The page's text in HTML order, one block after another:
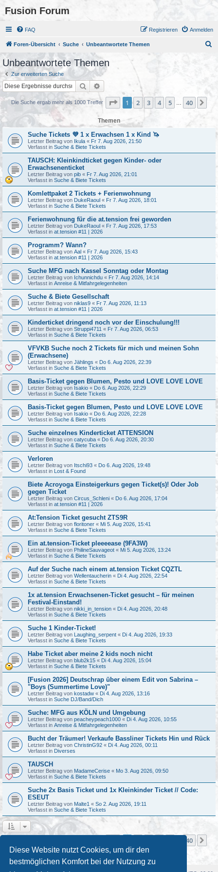
Diese Website nutzt Cookies, um dir den
bestmöglichen Komfort bei der Nutzung zu
Fusion Forum
FAQ Anmelden
Registrieren
Foren-Übersicht Suche Unbeantwortete Themen
Unbeantwortete Themen
Zur erweiterten Suche
Suche Erweiterte Suche
Die Suche ergab mehr als 1000 Treffer Seite 1von 40
1 2 3 4 5 40
Themen
Suche Tickets 💜 1 x Erwachsen 1 x Kind 🦄
Letzter Beitrag von Ikula « Fr 7. Aug 2026, 21:50
Verfasst in Suche & Biete Tickets
TAUSCH: Kleinkindticket gegen Kinder- oder
Erwachsenenticket
Letzter Beitrag von pib « Fr 7. Aug 2026, 21:01
Verfasst in Suche & Biete Tickets
Komlettpaket 2 Tickets + Ferienwohnung
Letzter Beitrag von DukeRaoul « Fr 7. Aug 2026, 18:01
Verfasst in Suche & Biete Tickets
Ferienwohnung für die at.tension frei geworden
Letzter Beitrag von DukeRaoul « Fr 7. Aug 2026, 17:53
Verfasst in at.tension #11 | 2026
Programm? Wann?
Letzter Beitrag von Aal « Fr 7. Aug 2026, 15:43
Verfasst in at.tension #11 | 2026
Suche MFG nach Kassel Sonntag oder Montag
Letzter Beitrag von Ichunnichdu « Fr 7. Aug 2026, 14:14
Verfasst in Anreise & Mitfahrgelegenheiten
Suche & Biete Gesellschaft
Letzter Beitrag von niklas9 « Fr 7. Aug 2026, 11:13
Verfasst in at.tension #11 | 2026
Kinderticket dringend noch vor der Einschulung!!!
Letzter Beitrag von Struppi4711 « Fr 7. Aug 2026, 06:53
Verfasst in Suche & Biete Tickets
VFVKB Suche noch 2 Tickets für mich und meinen Sohn
(Erwachsene)
Letzter Beitrag von Jählings « Do 6. Aug 2026, 22:39
Verfasst in Suche & Biete Tickets
Basis-Ticket gegen Blumen, Pesto und LOVE LOVE LOVE
Letzter Beitrag von Isakio « Do 6. Aug 2026, 22:29
Verfasst in Suche & Biete Tickets
Basis-Ticket gegen Blumen, Pesto und LOVE LOVE LOVE
Letzter Beitrag von Isakio « Do 6. Aug 2026, 22:28
Verfasst in Suche & Biete Tickets
Suche einzelnes Kinderticket ATTENSION
Letzter Beitrag von catycuba « Do 6. Aug 2026, 20:30
Verfasst in Suche & Biete Tickets
Verloren
Letzter Beitrag von Itschi93 « Do 6. Aug 2026, 19:48
Verfasst in Lost & Found
Biete Acroyoga Einsteigerkurs gegen Ticket(s)! Oder Job
gegen Ticket
Letzter Beitrag von Circus_Schleni « Do 6. Aug 2026, 17:04
Verfasst in at.tension #11 | 2026
At:Tension Ticket gesucht ZTS9R
Letzter Beitrag von floritoner « Mi 5. Aug 2026, 15:41
Verfasst in Suche & Biete Tickets
Ein at.tension-Ticket pleeeease (9FA3W)
Letzter Beitrag von PhilineSauvageot « Mi 5. Aug 2026, 13:24
Verfasst in Suche & Biete Tickets
Auf der Suche nach einem at.tension Ticket CQZTL
Letzter Beitrag von Wellentaucherin « Di 4. Aug 2026, 22:54
Verfasst in Suche & Biete Tickets
1x at.tension Erwachsenen-Ticket gesucht – für meinen
Festival-Einstand!
Letzter Beitrag von nikki_in_tension « Di 4. Aug 2026, 20:48
Verfasst in Suche & Biete Tickets
Suche 1 Kinder-Ticket!
Letzter Beitrag von Laughing_serpent « Di 4. Aug 2026, 19:33
Verfasst in Suche & Biete Tickets
Habe Ticket aber meine 2 kids noch nicht
Letzter Beitrag von blub2k15 « Di 4. Aug 2026, 15:04
Verfasst in Suche & Biete Tickets
[Fusion 2026] Deutschrap über einem Edit von Sabrina –
"Boys (Summertime Love)"
Letzter Beitrag von kostadw « Di 4. Aug 2026, 13:16
Verfasst in Suche DJ/Band/Dich
Suche: MFG aus KÖLN und Umgebung
Letzter Beitrag von peacheypeach1000 « Di 4. Aug 2026, 10:55
Verfasst in Anreise & Mitfahrgelegenheiten
Bucht der Träumer! Verkaufe Bassliner Tickets Hin und Rück
Letzter Beitrag von ChristinG92 « Di 4. Aug 2026, 00:11
Verfasst in Diverses
TAUSCH
Letzter Beitrag von MadameCerise « Mo 3. Aug 2026, 09:50
Verfasst in Suche & Biete Tickets
Suche 2x Basis Ticket und 1x Kleinkinder Ticket // Code:
ESEUT
Letzter Beitrag von Malte1 « So 2. Aug 2026, 19:11
Verfasst in Suche & Biete Tickets
40